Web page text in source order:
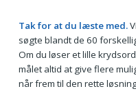
Tak for at du læste med.
søgte blandt de 60
Om du løser et lille
målet altid at give flere
når frem til den rette